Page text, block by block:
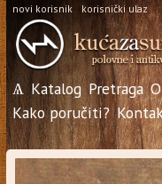
novi korisnik korisnički ulaz
Ѧ Katalog Pretraga
Kako poručiti?